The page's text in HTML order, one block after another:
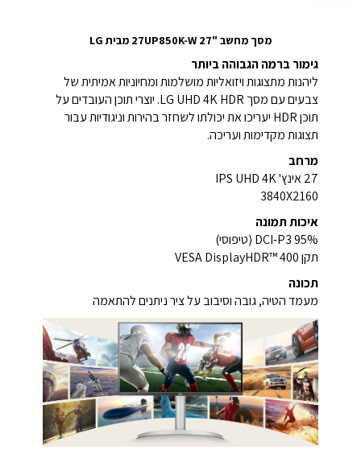
מסך מחשב "27 27UP850K-W מבית LG
גימור ברמה הגבוהה ביותר
ליהנות מתצוגות ויזואליות מושלמות ומחיוניות אמיתית של
צבעים עם מסך LG UHD 4K HDR. יוצרי תוכן העובדים על
תוכן HDR יעריכו את יכולתו לשחזר בהירות וניגודיות עבור
תצוגות מקדימות ועריכה.
מרחב
27 אינץ' IPS UHD 4K
3840X2160
איכות תמונה
DCI-P3 95% (טיפוסי)
תקן VESA DisplayHDR™ 400
תכונה
מעמד הטיה, גובה וסיבוב על ציר ניתנים להתאמה